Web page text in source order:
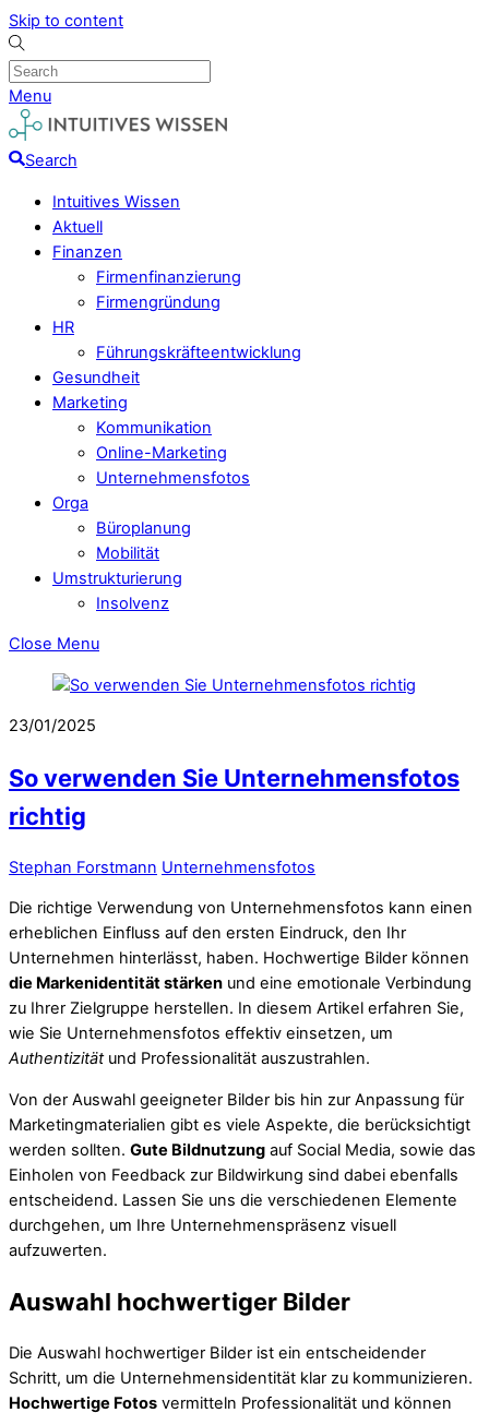
Skip to content
Menu
Search
Intuitives Wissen
Aktuell
Finanzen
Firmenfinanzierung
Firmengründung
HR
Führungskräfteentwicklung
Gesundheit
Marketing
Kommunikation
Online-Marketing
Unternehmensfotos
Orga
Büroplanung
Mobilität
Umstrukturierung
Insolvenz
Close Menu
23/01/2025
So verwenden Sie Unternehmensfotos
richtig
Stephan Forstmann Unternehmensfotos
Die richtige Verwendung von Unternehmensfotos kann einen
erheblichen Einfluss auf den ersten Eindruck, den Ihr
Unternehmen hinterlässt, haben. Hochwertige Bilder können
die Markenidentität stärken und eine emotionale Verbindung
zu Ihrer Zielgruppe herstellen. In diesem Artikel erfahren Sie,
wie Sie Unternehmensfotos effektiv einsetzen, um
Authentizitätund Professionalität auszustrahlen.
Von der Auswahl geeigneter Bilder bis hin zur Anpassung für
Marketingmaterialien gibt es viele Aspekte, die berücksichtigt
werden sollten. Gute Bildnutzung auf Social Media, sowie das
Einholen von Feedback zur Bildwirkung sind dabei ebenfalls
entscheidend. Lassen Sie uns die verschiedenen Elemente
durchgehen, um Ihre Unternehmenspräsenz visuell
aufzuwerten.
Auswahl hochwertiger Bilder
Die Auswahl hochwertiger Bilder ist ein entscheidender
Schritt, um die Unternehmensidentität klar zu kommunizieren.
Hochwertige Fotos vermitteln Professionalität und können